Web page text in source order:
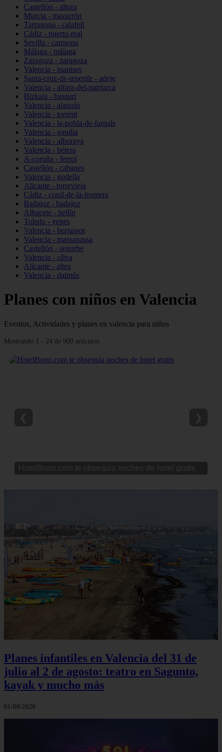
Castellón - altura
Murcia - mazarrón
Tarragona - calafell
Cádiz - puerto-real
Sevilla - carmona
Málaga - málaga
Zaragoza - zaragoza
Valencia - manises
Santa-cruz-de-tenerife - adeje
Valencia - alfara-del-patriarca
Bizkaia - basauri
Valencia - alaquàs
Valencia - torrent
Valencia - la-pobla-de-farnals
Valencia - gandia
Valencia - alboraya
Valencia - bétera
A-coruña - ferrol
Castellón - cabanes
Valencia - godella
Alicante - torrevieja
Cádiz - conil-de-la-frontera
Badajoz - badajoz
Albacete - hellín
Toledo - yepes
Valencia - burjassot
Valencia - massanassa
Castellón - segorbe
Valencia - oliva
Alicante - altea
Valencia - daimús
Planes con niños en Valencia
Eventos, Actividades y planes en valencia para niños
Mostrando 1 - 24 de 909 artículos
HotelBono.com te obsequia noches de hotel gratis
Planes infantiles en Valencia del 31 de
julio al 2 de agosto: teatro en Sagunto,
kayak y mucho más
01/08/2026